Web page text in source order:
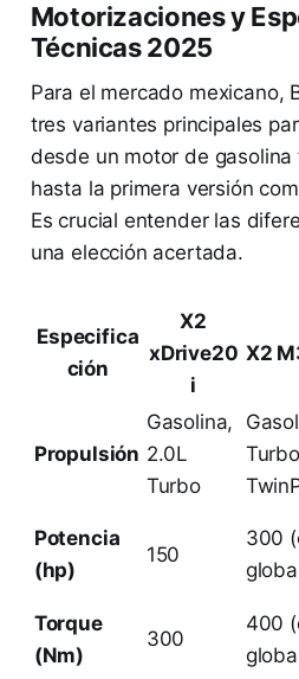
Motorizaciones y
Técnicas 2025
Para el mercado mexicano,
tres variantes principales
desde un motor de
hasta la primera versión
Es crucial entender las
una elección acertada.
Especifica
ción
X2
xDrive20
i
X2
Propulsión
Gasolina,
2.0L
Turbo
Potencia
(hp)
150
300
Torque
(Nm)
300
400